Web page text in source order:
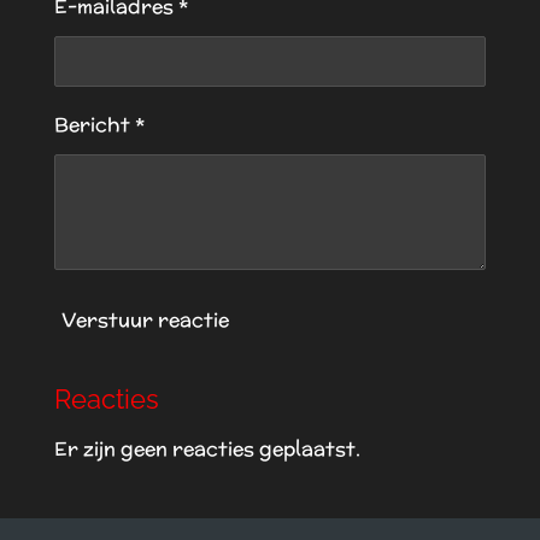
e
r
n
E-mailadres *
Bericht *
Verstuur reactie
Reacties
Er zijn geen reacties geplaatst.